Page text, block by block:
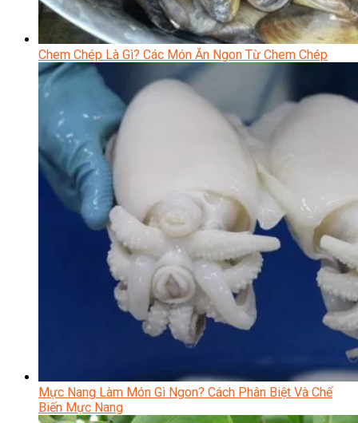
Chem Chép Là Gì? Các Món Ăn Ngon Từ Chem Chép
Mực Nang Làm Món Gì Ngon? Cách Phân Biệt Và Chế
Biến Mực Nang